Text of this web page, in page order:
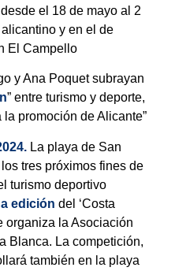
el 18 de mayo al 2
y en el de
El Campello
y Ana Poquet subrayan
” entre turismo y deporte,
promoción de Alicante”
La playa de San
tres próximos fines de
turismo deportivo
edición del ‘Costa
organiza la Asociación
Blanca. La competición,
también en la playa